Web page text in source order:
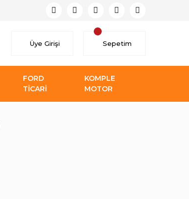
Üye Girişi Sepetim
FORD
TİCARİ
KOMPLE
MOTOR